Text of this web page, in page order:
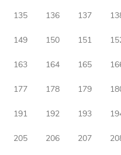
135 136 137
149 150 151
163 164 165
177 178 179
191 192 193
205 206 207